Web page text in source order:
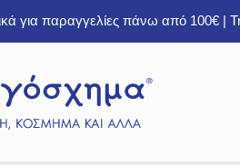
για παραγγελίες πάνω από 100€ |